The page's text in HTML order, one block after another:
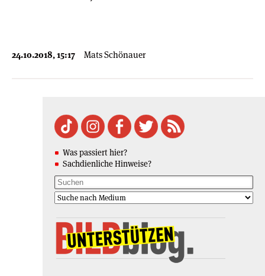
24.10.2018, 15:17 Mats Schönauer
Was passiert hier?
Sachdienliche Hinweise?